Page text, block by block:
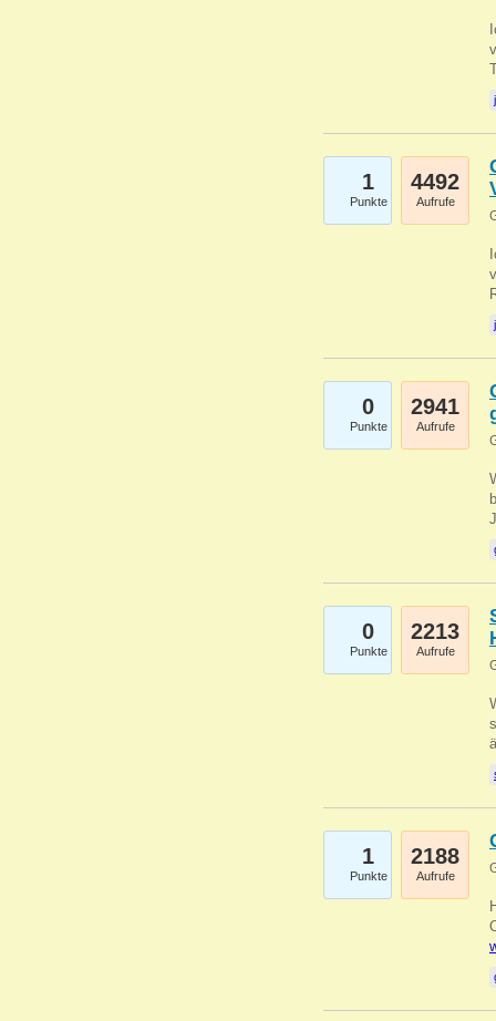
1
Punkte
4492
Aufrufe
0
Punkte
2941
Aufrufe
0
Punkte
2213
Aufrufe
1
Punkte
2188
Aufrufe